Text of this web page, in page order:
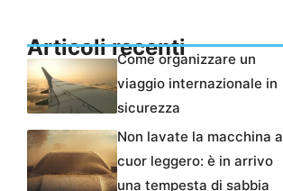
Articoli recentiCome organizzare un
viaggio internazionale in
sicurezza
Non lavate la macchina a
cuor leggero: è in arrivo
una tempesta di sabbia